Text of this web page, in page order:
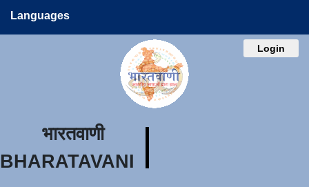
Languages
Login
भारतवाणी
BHARATAVANI